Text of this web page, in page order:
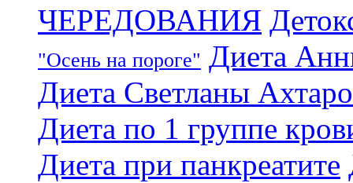
ЧЕРЕДОВАНИЯ
"Осень на пороге" Диета
Диета Светланы
Диета по 1 группе
Диета при панкреатите